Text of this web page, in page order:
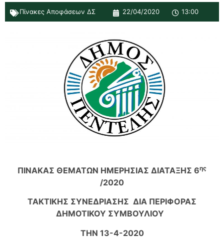
Πίνακες Αποφάσεων ΔΣ 22/04/2020 13:00
ΠΙΝΑΚΑΣ ΘΕΜΑΤΩΝ ΗΜΕΡΗΣΙΑΣ ΔΙΑΤΑΞΗΣ 6ης
/2020
ΤΑΚΤΙΚΗΣ ΣΥΝΕΔΡΙΑΣΗΣ ΔΙΑ ΠΕΡΙΦΟΡΑΣ
ΔΗΜΟΤΙΚΟΥ ΣΥΜΒΟΥΛΙΟΥ
ΤΗΝ 13-4-2020